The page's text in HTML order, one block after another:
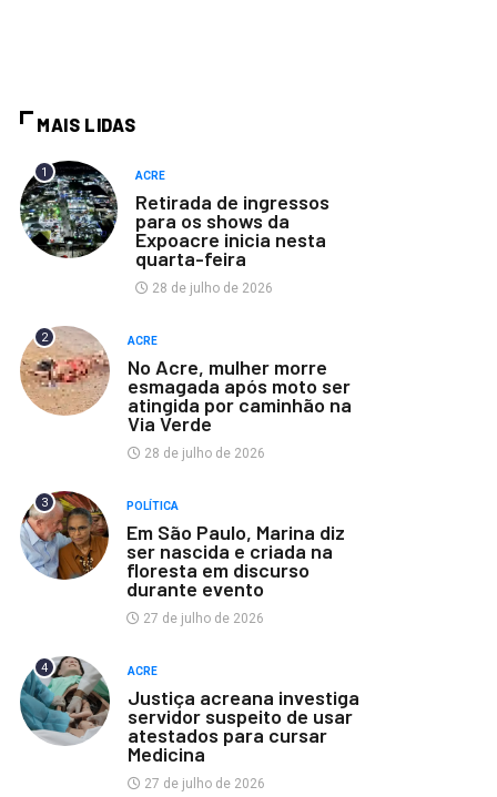
MAIS LIDAS
1 ACRE
Retirada de ingressos
para os shows da
Expoacre inicia nesta
quarta-feira
28 de julho de 2026
2 ACRE
No Acre, mulher morre
esmagada após moto ser
atingida por caminhão na
Via Verde
28 de julho de 2026
3 POLÍTICA
Em São Paulo, Marina diz
ser nascida e criada na
floresta em discurso
durante evento
27 de julho de 2026
4 ACRE
Justiça acreana investiga
servidor suspeito de usar
atestados para cursar
Medicina
27 de julho de 2026